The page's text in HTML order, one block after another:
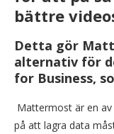
bättre
Detta gör
alternativ för
for Business,
Mattermost är en
på att lagra data